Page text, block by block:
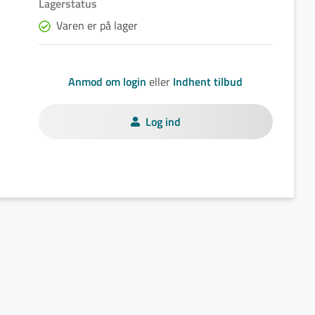
Lagerstatus
Varen er på lager
Anmod om login eller Indhent tilbud
Log ind